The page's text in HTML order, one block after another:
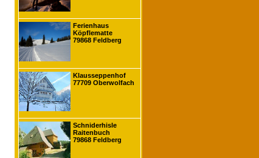
Ferienhaus
Köpflematte
79868 Feldberg
Klausseppenhof
77709 Oberwolfach
Schniderhisle
Raitenbuch
79868 Feldberg